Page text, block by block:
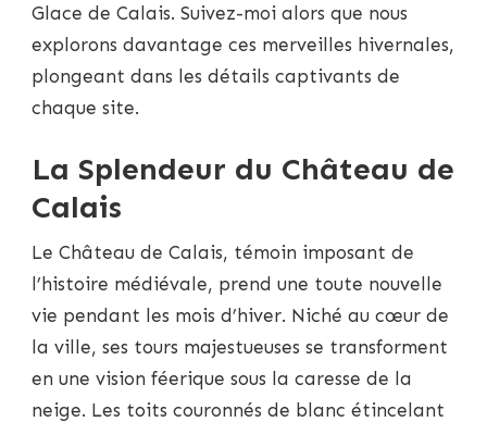
Glace de Calais. Suivez-moi alors que nous
explorons davantage ces merveilles hivernales,
plongeant dans les détails captivants de
chaque site.
La Splendeur du Château de
Calais
Le Château de Calais, témoin imposant de
l’histoire médiévale, prend une toute nouvelle
vie pendant les mois d’hiver. Niché au cœur de
la ville, ses tours majestueuses se transforment
en une vision féerique sous la caresse de la
neige. Les toits couronnés de blanc étincelant